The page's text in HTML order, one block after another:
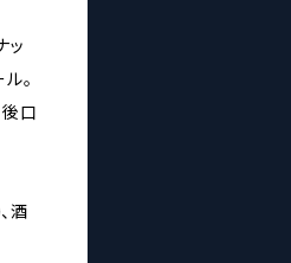
ッ
。
後口
酒